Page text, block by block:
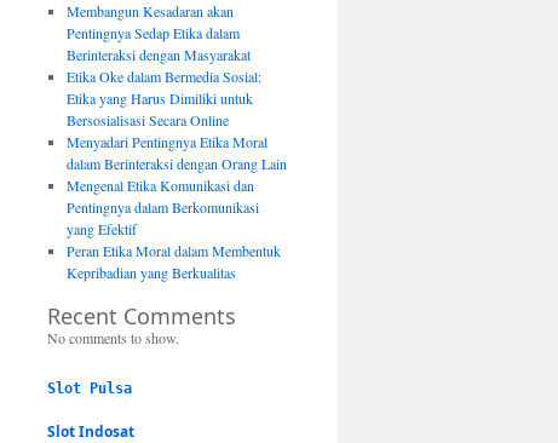
Membangun Kesadaran akan
Pentingnya Sedap Etika dalam
Berinteraksi dengan Masyarakat
Etika Oke dalam Bermedia Sosial:
Etika yang Harus Dimiliki untuk
Bersosialisasi Secara Online
Menyadari Pentingnya Etika Moral
dalam Berinteraksi dengan Orang Lain
Mengenal Etika Komunikasi dan
Pentingnya dalam Berkomunikasi
yang Efektif
Peran Etika Moral dalam Membentuk
Kepribadian yang Berkualitas
Recent Comments
No comments to show.
Slot Pulsa
Slot Indosat